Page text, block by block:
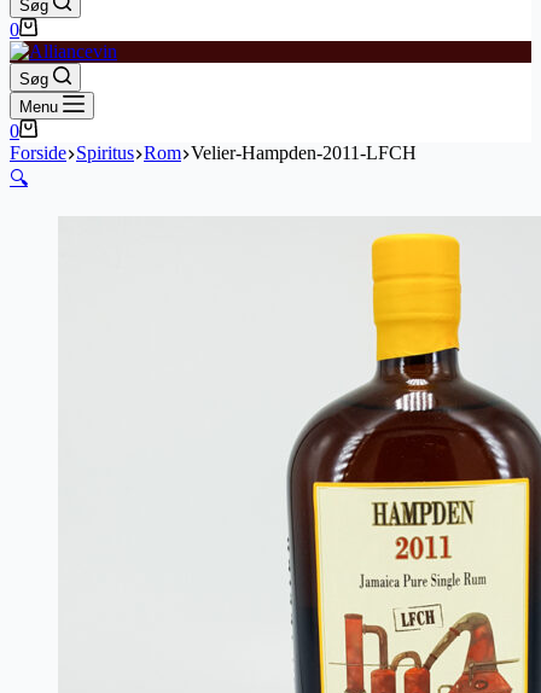
Søg
Indkøbskurv
0
Søg
Menu
Indkøbskurv
0
Forside Spiritus Rom Velier-Hampden-2011-LFCH
🔍